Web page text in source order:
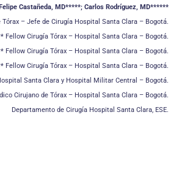
Castañeda, MD*****; Carlos Rodríguez, MD******
– Jefe de Cirugía Hospital Santa Clara – Bogotá.
Fellow Cirugía Tórax – Hospital Santa Clara – Bogotá.
Fellow Cirugía Tórax – Hospital Santa Clara – Bogotá.
Fellow Cirugía Tórax – Hospital Santa Clara – Bogotá.
Santa Clara y Hospital Militar Central – Bogotá.
Cirujano de Tórax – Hospital Santa Clara – Bogotá.
Departamento de Cirugía Hospital Santa Clara, ESE.